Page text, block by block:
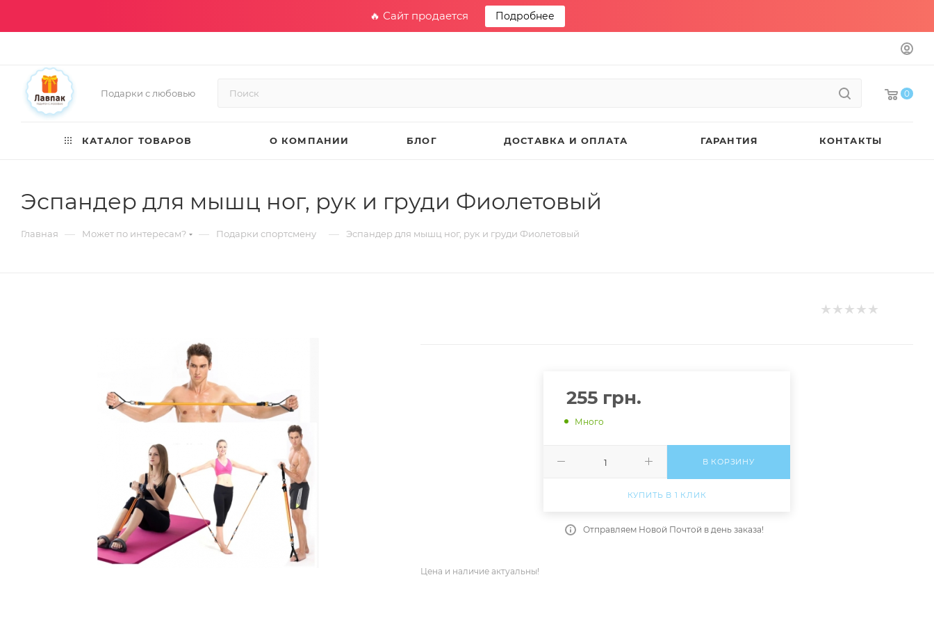
🔥 Сайт продается Подробнее
Подарки с любовью 0
КАТАЛОГ ТОВАРОВ О КОМПАНИИ БЛОГ ДОСТАВКА И ОПЛАТА ГАРАНТИЯ КОНТАКТЫ
Эспандер для мышц ног, рук и груди Фиолетовый
Главная — Может по интересам? — Подарки спортсмену — Эспандер для мышц ног, рук и груди Фиолетовый
255 грн.
Много
В КОРЗИНУ
КУПИТЬ В 1 КЛИК
Отправляем Новой Почтой в день заказа!
Цена и наличие актуальны!